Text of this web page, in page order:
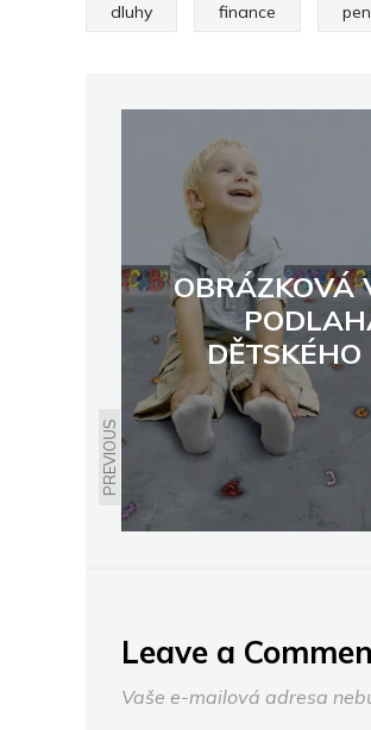
dluhy finance
PREVIOUS
OBRÁZKOVÁ
DĚTSKÉHO
Leave a
Vaše e-mailová adresa